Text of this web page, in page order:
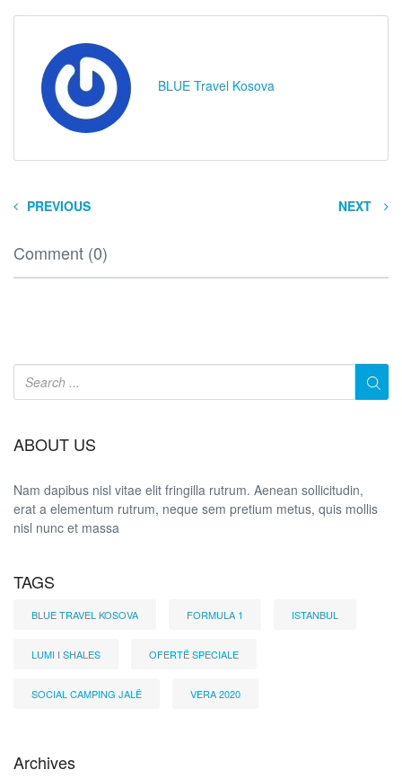
BLUE Travel Kosova
PREVIOUS NEXT
Comment (0)
ABOUT US
Nam dapibus nisl vitae elit fringilla rutrum. Aenean sollicitudin,
erat a elementum rutrum, neque sem pretium metus, quis mollis
nisl nunc et massa
TAGS
BLUE TRAVEL KOSOVA FORMULA 1 ISTANBUL
LUMI I SHALES OFERTË SPECIALE
SOCIAL CAMPING JALË VERA 2020
Archives